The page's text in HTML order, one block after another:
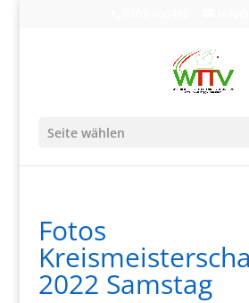
Seite wählen
Fotos
2022 Samstag